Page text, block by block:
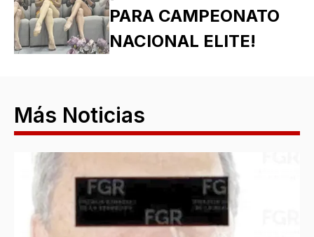
PARA CAMPEONATO
NACIONAL ELITE!
Más Noticias